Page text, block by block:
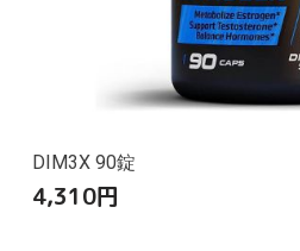
DIM3X 90錠
4,310円